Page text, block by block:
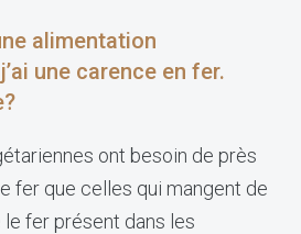
alimentation
une carence en fer.
ont besoin de près
fer que celles qui mangent de
le fer présent dans les